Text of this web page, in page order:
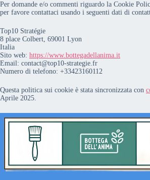
Per domande e/o commenti riguardo la Cookie
per favore contattaci usando i seguenti dati di
Top10 Stratégie
8 place Colbert, 69001 Lyon
Italia
Sito web: https://www.bottegadellanima.it
Email: contact@top10-strategie.fr
Numero di telefono: +33423160112
Questa politica sui cookie è stata sincronizzata con
Aprile 2025.